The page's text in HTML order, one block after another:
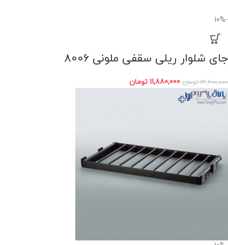
-10%
جای شلوار ریلی سقفی ملونی 8006
13,200,000 تومان 11,880,000 تومان